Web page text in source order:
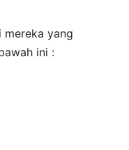
yang
ini :